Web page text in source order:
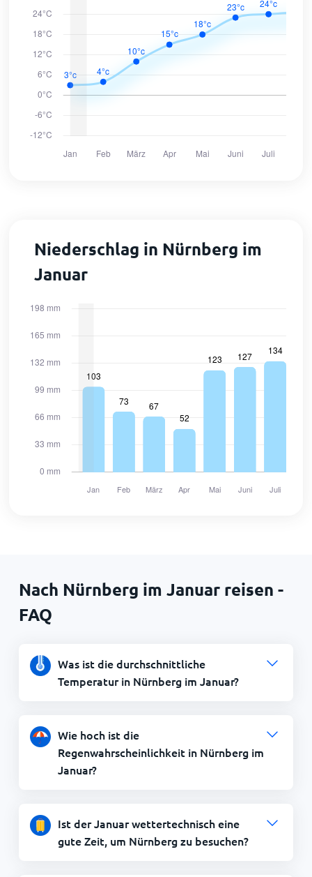
Niederschlag in Nürnberg im
Januar
Nach Nürnberg im Januar reisen -
FAQ
Was ist die durchschnittliche
Temperatur in Nürnberg im Januar?
Wie hoch ist die
Regenwahrscheinlichkeit in Nürnberg im
Januar?
Ist der Januar wettertechnisch eine
gute Zeit, um Nürnberg zu besuchen?